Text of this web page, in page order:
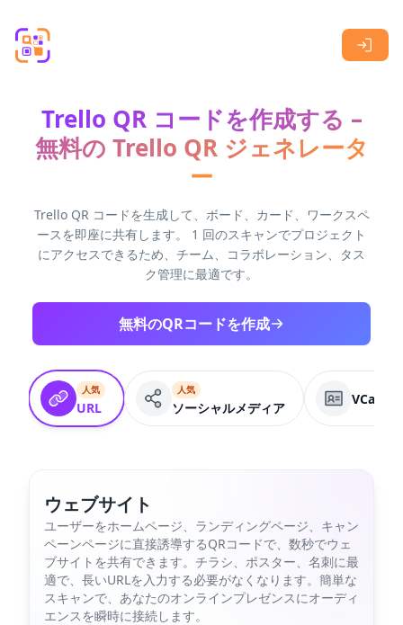
Trello QR コードを作成する –
無料の Trello QR ジェネレータ
ー
Trello QR コードを生成して、ボード、カード、ワークスペ
ースを即座に共有します。 1 回のスキャンでプロジェクト
にアクセスできるため、チーム、コラボレーション、タス
ク管理に最適です。
無料のQRコードを作成
人気
URL
人気
ソーシャルメディア
VCard
ウェブサイト
ユーザーをホームページ、ランディングページ、キャン
ペーンページに直接誘導するQRコードで、数秒でウェ
ブサイトを共有できます。チラシ、ポスター、名刺に最
適で、長いURLを入力する必要がなくなります。簡単な
スキャンで、あなたのオンラインプレゼンスにオーディ
エンスを瞬時に接続します。